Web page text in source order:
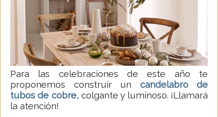
Para las celebraciones de este año te
proponemos construir un candelabro de
tubos de cobre, colgante y luminoso. ¡Llamará
la atención!